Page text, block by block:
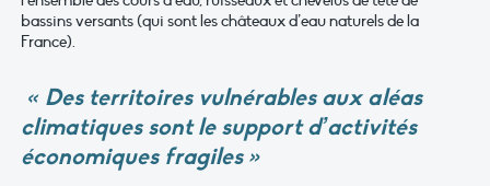
bassins versants (qui sont les châteaux d’eau naturels de la
France).
« Des territoires vulnérables aux aléas
climatiques sont le support d’activités
économiques fragiles »